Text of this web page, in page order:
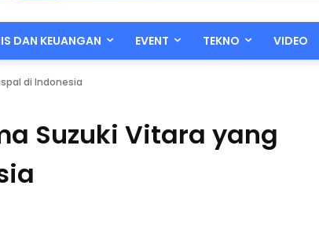
DAN KEUANGAN EVENT TEKNO VIDEO
di Indonesia
Suzuki Vitara yang